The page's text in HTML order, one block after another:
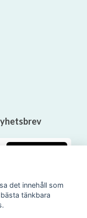
det innehåll som
tänkbara